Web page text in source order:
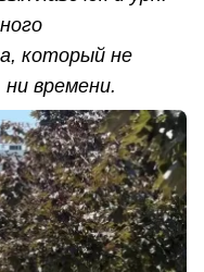
который не
времени.